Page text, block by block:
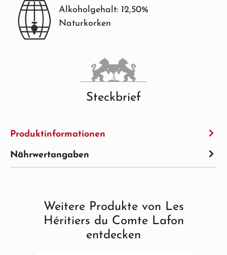
Alkoholgehalt: 12,50%
Naturkorken
Steckbrief
Produktinformationen
Nährwertangaben
Produktgalerie überspringen
Weitere Produkte von Les
Héritiers du Comte Lafon
entdecken